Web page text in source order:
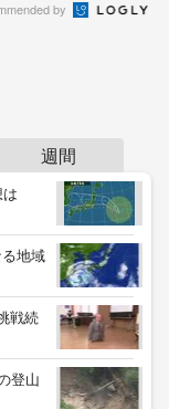
by
週間
は
地域
戦続
登山